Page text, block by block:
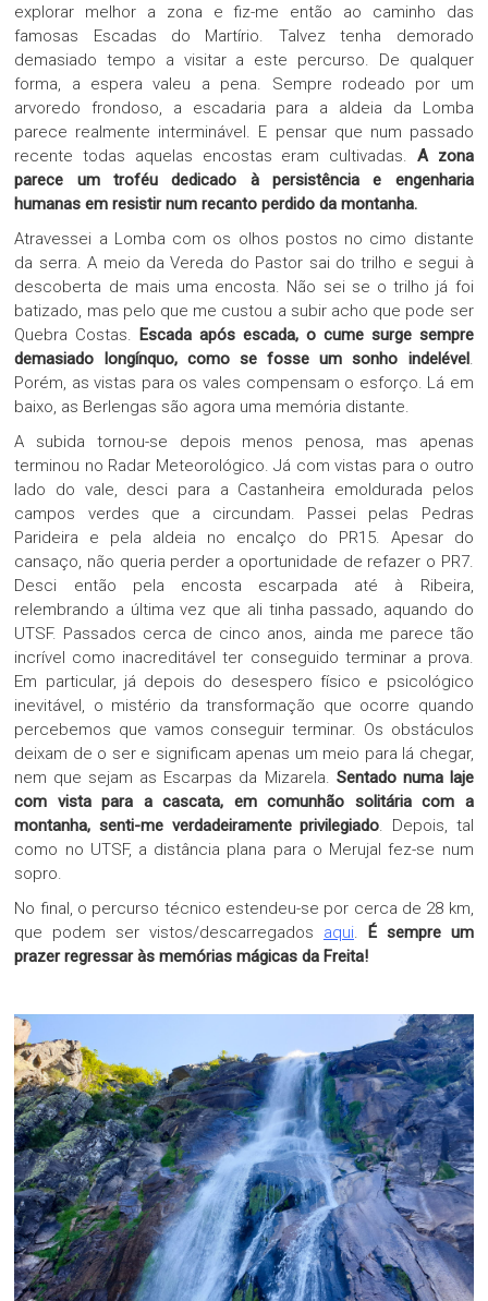
explorar melhor a zona e fiz-me então ao caminho das
famosas Escadas do Martírio. Talvez tenha demorado
demasiado tempo a visitar a este percurso. De qualquer
forma, a espera valeu a pena. Sempre rodeado por um
arvoredo frondoso, a escadaria para a aldeia da Lomba
parece realmente interminável. E pensar que num passado
recente todas aquelas encostas eram cultivadas. A zona
parece um troféu dedicado à persistência e engenharia
humanas em resistir num recanto perdido da montanha.
Atravessei a Lomba com os olhos postos no cimo distante
da serra. A meio da Vereda do Pastor sai do trilho e segui à
descoberta de mais uma encosta. Não sei se o trilho já foi
batizado, mas pelo que me custou a subir acho que pode ser
Quebra Costas. Escada após escada, o cume surge sempre
demasiado longínquo, como se fosse um sonho indelével.
Porém, as vistas para os vales compensam o esforço. Lá em
baixo, as Berlengas são agora uma memória distante.
A subida tornou-se depois menos penosa, mas apenas
terminou no Radar Meteorológico. Já com vistas para o outro
lado do vale, desci para a Castanheira emoldurada pelos
campos verdes que a circundam. Passei pelas Pedras
Parideira e pela aldeia no encalço do PR15. Apesar do
cansaço, não queria perder a oportunidade de refazer o PR7.
Desci então pela encosta escarpada até à Ribeira,
relembrando a última vez que ali tinha passado, aquando do
UTSF. Passados cerca de cinco anos, ainda me parece tão
incrível como inacreditável ter conseguido terminar a prova.
Em particular, já depois do desespero físico e psicológico
inevitável, o mistério da transformação que ocorre quando
percebemos que vamos conseguir terminar. Os obstáculos
deixam de o ser e significam apenas um meio para lá chegar,
nem que sejam as Escarpas da Mizarela. Sentado numa laje
com vista para a cascata, em comunhão solitária com a
montanha, senti-me verdadeiramente privilegiado. Depois, tal
como no UTSF, a distância plana para o Merujal fez-se num
sopro.
No final, o percurso técnico estendeu-se por cerca de 28 km,
que podem ser vistos/descarregados aqui. É sempre um
prazer regressar às memórias mágicas da Freita!